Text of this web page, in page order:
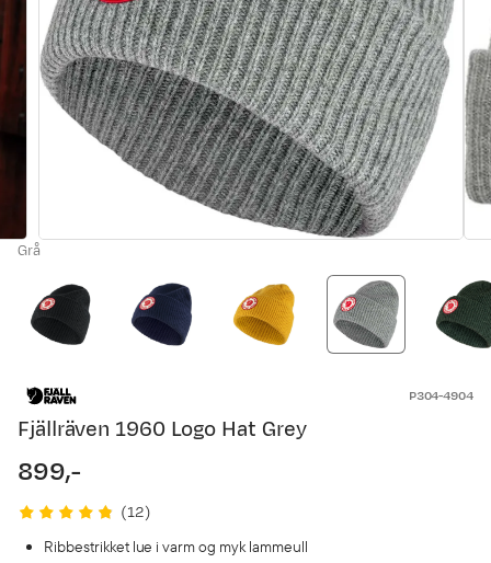
Grå
P304-4904
Fjällräven 1960 Logo Hat Grey
price
899,-
(12)
Ribbestrikket lue i varm og myk lammeull